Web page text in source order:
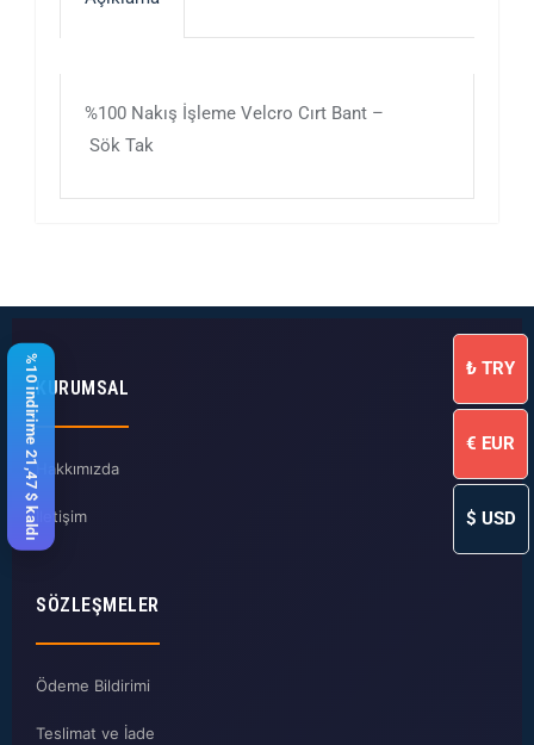
%100 Nakış İşleme Velcro Cırt Bant –
Sök Tak
KURUMSAL
Hakkımızda
İletişim
SÖZLEŞMELER
Ödeme Bildirimi
Teslimat ve İade
%10 indirime 21,47 $ kaldı ₺ TRY
€ EUR
$ USD